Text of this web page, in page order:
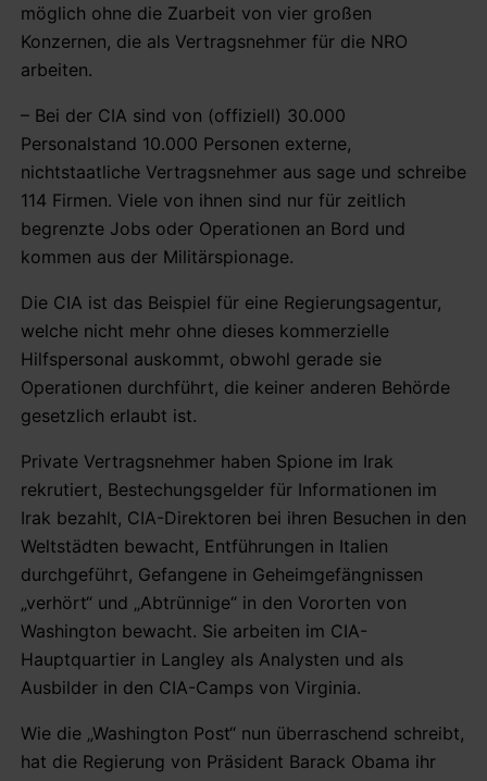
möglich ohne die Zuarbeit von vier großen
Konzernen, die als Vertragsnehmer für die NRO
arbeiten.
– Bei der CIA sind von (offiziell) 30.000
Personalstand 10.000 Personen externe,
nichtstaatliche Vertragsnehmer aus sage und schreibe
114 Firmen. Viele von ihnen sind nur für zeitlich
begrenzte Jobs oder Operationen an Bord und
kommen aus der Militärspionage.
Die CIA ist das Beispiel für eine Regierungsagentur,
welche nicht mehr ohne dieses kommerzielle
Hilfspersonal auskommt, obwohl gerade sie
Operationen durchführt, die keiner anderen Behörde
gesetzlich erlaubt ist.
Private Vertragsnehmer haben Spione im Irak
rekrutiert, Bestechungsgelder für Informationen im
Irak bezahlt, CIA-Direktoren bei ihren Besuchen in den
Weltstädten bewacht, Entführungen in Italien
durchgeführt, Gefangene in Geheimgefängnissen
„verhört“ und „Abtrünnige“ in den Vororten von
Washington bewacht. Sie arbeiten im CIA-
Hauptquartier in Langley als Analysten und als
Ausbilder in den CIA-Camps von Virginia.
Wie die „Washington Post“ nun überraschend schreibt,
hat die Regierung von Präsident Barack Obama ihr